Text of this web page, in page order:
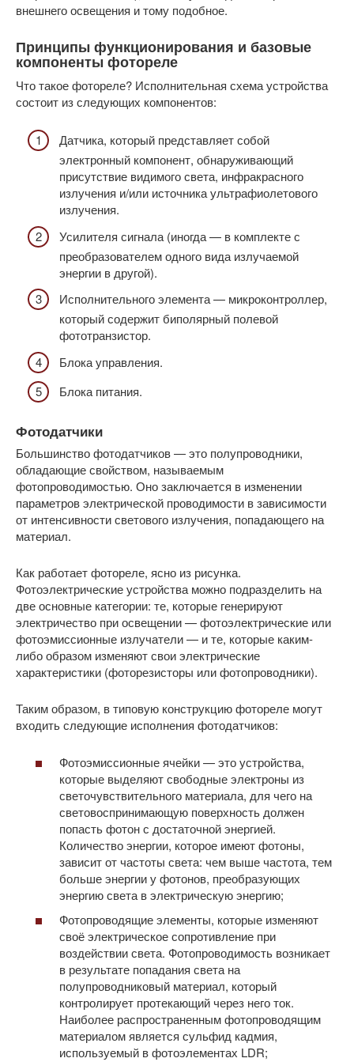
внешнего освещения и тому подобное.
Принципы функционирования и базовые
компоненты фотореле
Что такое фотореле? Исполнительная схема устройства
состоит из следующих компонентов:
Датчика, который представляет собой
электронный компонент, обнаруживающий
присутствие видимого света, инфракрасного
излучения и/или источника ультрафиолетового
излучения.
Усилителя сигнала (иногда — в комплекте с
преобразователем одного вида излучаемой
энергии в другой).
Исполнительного элемента — микроконтроллер,
который содержит биполярный полевой
фототранзистор.
Блока управления.
Блока питания.
Фотодатчики
Большинство фотодатчиков — это полупроводники,
обладающие свойством, называемым
фотопроводимостью. Оно заключается в изменении
параметров электрической проводимости в зависимости
от интенсивности светового излучения, попадающего на
материал.
Как работает фотореле, ясно из рисунка.
Фотоэлектрические устройства можно подразделить на
две основные категории: те, которые генерируют
электричество при освещении — фотоэлектрические или
фотоэмиссионные излучатели — и те, которые каким-
либо образом изменяют свои электрические
характеристики (фоторезисторы или фотопроводники).
Таким образом, в типовую конструкцию фотореле могут
входить следующие исполнения фотодатчиков:
Фотоэмиссионные ячейки — это устройства,
которые выделяют свободные электроны из
светочувствительного материала, для чего на
световоспринимающую поверхность должен
попасть фотон с достаточной энергией.
Количество энергии, которое имеют фотоны,
зависит от частоты света: чем выше частота, тем
больше энергии у фотонов, преобразующих
энергию света в электрическую энергию;
Фотопроводящие элементы, которые изменяют
своё электрическое сопротивление при
воздействии света. Фотопроводимость возникает
в результате попадания света на
полупроводниковый материал, который
контролирует протекающий через него ток.
Наиболее распространенным фотопроводящим
материалом является сульфид кадмия,
используемый в фотоэлементах LDR;